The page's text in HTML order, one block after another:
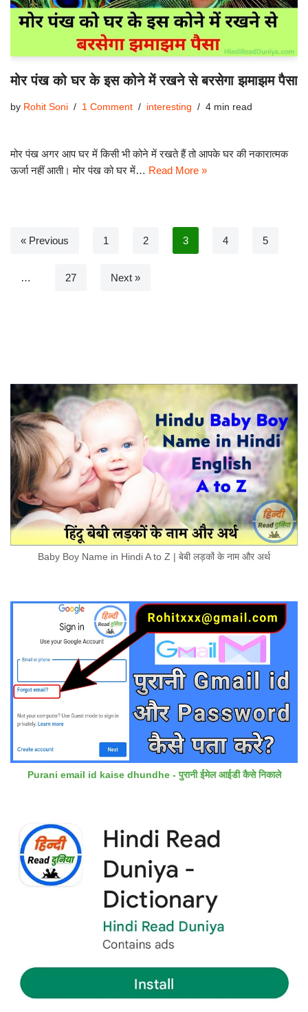
मोर पंख को घर के इस कोने में रखने से बरसेगा झमाझम पैसा
by Rohit Soni 1 Comment interesting 4 min read
मोर पंख अगर आप घर में किसी भी कोने में रखते हैं तो आपके घर की नकारात्मक
ऊर्जा नहीं आती। मोर पंख को घर में… Read More »
« Previous 1 2 3 4 5
… 27 Next »
Baby Boy Name in Hindi A to Z | बेबी लड़कों के नाम और अर्थ
Purani email id kaise dhundhe - पुरानी ईमेल आईडी कैसे निकाले